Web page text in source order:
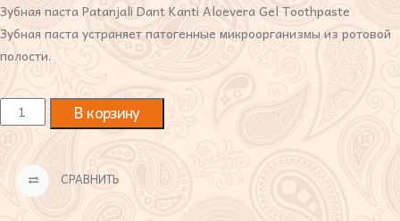
Зубная паста Patanjali Dant Kanti Aloevera Gel Toothpaste
Зубная паста устраняет патогенные микроорганизмы из ротовой
полости.
В корзину
СРАВНИТЬ